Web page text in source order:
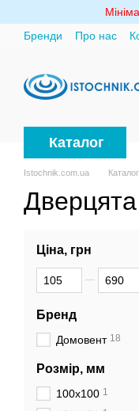
Перейти до основного
Бренди
Про нас
Каталог
Istochnik.com.ua Каталог
Дверцята
Ціна, грн
Від Ціна, грн
До Ціна, грн
Бренд
Домовент 18
Розмір, мм
100х100 1